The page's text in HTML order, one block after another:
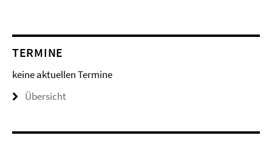
TERMINE
keine aktuellen Termine
Übersicht